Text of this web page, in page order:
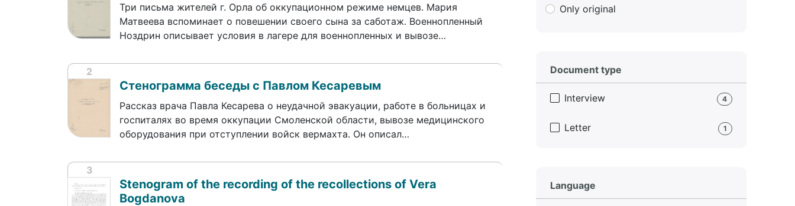
Три письма жителей г. Орла об оккупационном режиме немцев. Мария
Матвеева вспоминает о повешении своего сына за саботаж. Военнопленный
Ноздрин описывает условия в лагере для военнопленных и вывозе…
2
Стенограмма беседы с Павлом Кесаревым
Рассказ врача Павла Кесарева о неудачной эвакуации, работе в больницах и
госпиталях во время оккупации Смоленской области, вывозе медицинского
оборудования при отступлении войск вермахта. Он описал…
3
Stenogram of the recording of the recollections of Vera
Bogdanova
Only original
Document type
Interview 4
Letter 1
Language